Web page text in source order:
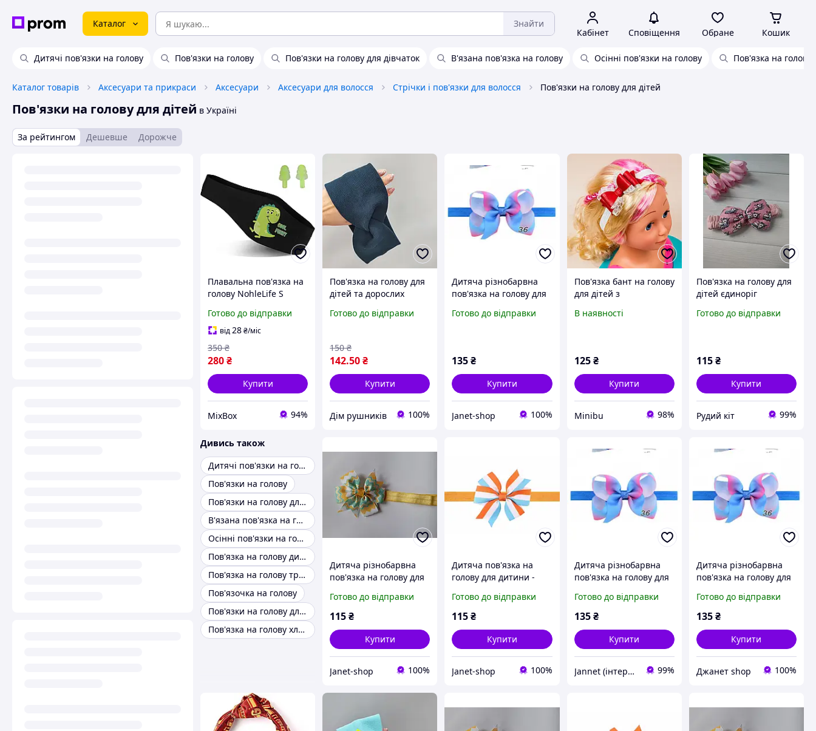
Каталог Знайти
Кабінет Сповіщення Обране Кошик
Дитячі пов'язки на голову Пов'язки на голову Пов'язки на голову для дівчаток В'язана пов'язка на голову Осінні пов'язки на голову Пов'язка на голову
Каталог товарів Аксесуари та прикраси Аксесуари Аксесуари для волосся Стрічки і пов'язки для волосся Пов'язки на голову для дітей
Пов'язки на голову для дітей в Україні
За рейтингом Дешевше Дорожче
Плавальна пов'язка на
голову NohleLife S
3 років,
водонепроникний
захист вух і волосся для
басейну
Готово до відправки
від28₴/міс
280₴
350 ₴
Купити
MixBox 94%
Пов'язка на голову для
дітей та дорослих
Готово до відправки
142.50₴
150 ₴
Купити
Дім рушників 100%
Дитяча різнобарвна
пов'язка на голову для
50см, розмір банта
Готово до відправки
135₴
Купити
Janet-shop 100%
Пов'язка бант на голову
для дітей з
В наявності
125 ₴
Купити
Minibu 98%
Пов'язка на голову для
дітей єдиноріг
Готово до відправки
115₴
Купити
Рудий кіт 99%
Дивись також
Дитячі пов'язки на голову
Пов'язки на голову
Пов'язки на голову для дівчаток
В'язана пов'язка на голову
Осінні пов'язки на голову
Пов'язка на голову дитині
Пов'язка на голову трикотажна
Пов'язочка на голову
Пов'язки на голову для малюків
Пов'язка на голову хлопчику
Дитяча різнобарвна
пов'язка на голову для
універсальний (на
резинці), бантик 8см
Готово до відправки
115₴
Купити
Janet-shop 100%
Дитяча пов'язка на
голову для дитини -
(на резинці), бантик
8см
Готово до відправки
115₴
Купити
Janet-shop 100%
Дитяча різнобарвна
пов'язка на голову для
50см, розмір банта
11см
Готово до відправки
135 ₴
Купити
Jannet (інтернет-магазин) 99%
Дитяча різнобарвна
пов'язка на голову для
50см, розмір банта
11см
Готово до відправки
135₴
Купити
Джанет shop 100%